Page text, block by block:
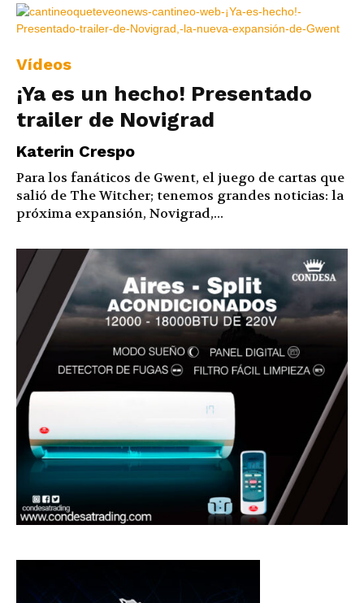
Vídeos
¡Ya es un hecho! Presentado
trailer de Novigrad
Katerin Crespo
Para los fanáticos de Gwent, el juego de cartas que
salió de The Witcher; tenemos grandes noticias: la
próxima expansión, Novigrad,...